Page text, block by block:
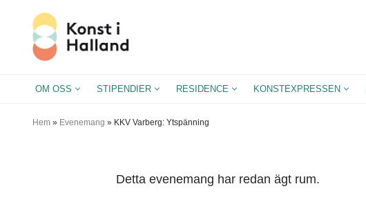
Hoppa
OM OSS STIPENDIER RESIDENCE KONSTEXPRESSEN
Hem » Evenemang » KKV Varberg: Ytspänning
Detta evenemang har redan ägt rum.